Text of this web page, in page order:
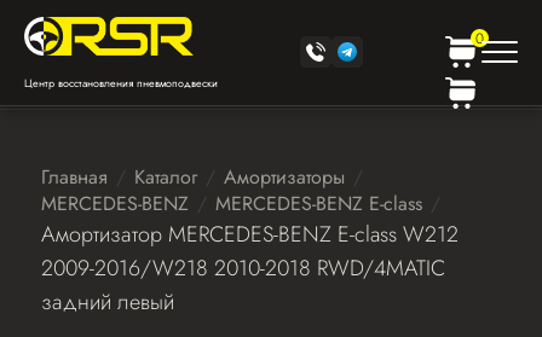
Центр восстановления пневмоподвески
0
Главная Каталог
Амортизаторы
MERCEDES-BENZ
MERCEDES-BENZ E-class
Амортизатор MERCEDES-BENZ E-class W212
2009-2016/W218 2010-2018 RWD/4MATIC
задний левый